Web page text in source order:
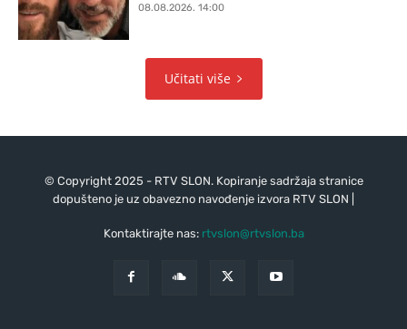
08.08.2026. 14:00
Učitati više
© Copyright 2025 - RTV SLON. Kopiranje sadržaja stranice
dopušteno je uz obavezno navođenje izvora RTV SLON |
Kontaktirajte nas: rtvslon@rtvslon.ba